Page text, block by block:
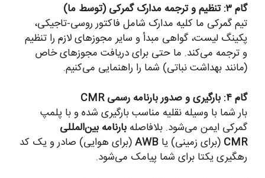
گام ۳: تنظیم و ترجمه مدارک گمرکی (توسط ما)
تیم گمرکی ما کلیه مدارک شامل فاکتور روسی-تاجیکی،
پکینگ لیست، گواهی مبدأ و سایر مجوزهای لازم را تنظیم
و ترجمه می‌کند. ما حتی برای دریافت مجوزهای خاص
(مانند بهداشت نباتی) شما را راهنمایی می‌کنیم.
گام ۴: بارگیری و صدور بارنامه رسمی CMR
بار شما با وسیله نقلیه مناسب بارگیری شده و با پلمپ
گمرکی ایمن می‌شود. بلافاصله بارنامه بین‌المللی
CMR (برای زمینی) یا AWB(برای هوایی) صادر و یک کد
رهگیری یکتا برای شما پیامک می‌شود.